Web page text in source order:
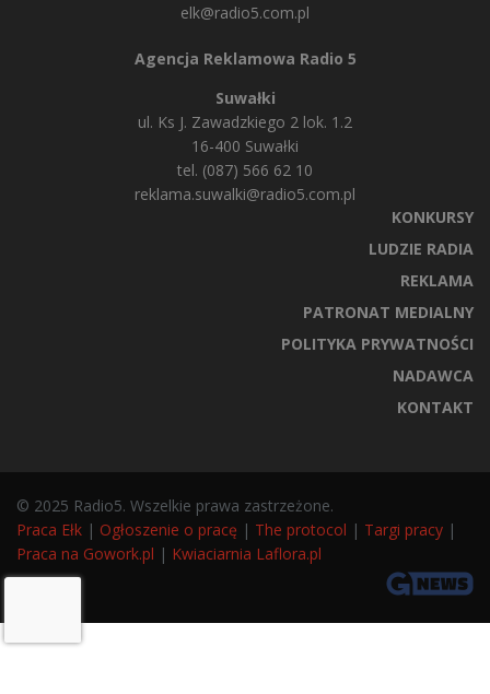
elk@radio5.com.pl
Agencja Reklamowa Radio 5
Suwałki
ul. Ks J. Zawadzkiego 2 lok. 1.2
16-400 Suwałki
tel. (087) 566 62 10
reklama.suwalki@radio5.com.pl
KONKURSY
LUDZIE RADIA
REKLAMA
PATRONAT MEDIALNY
POLITYKA PRYWATNOŚCI
NADAWCA
KONTAKT
© 2025 Radio5. Wszelkie prawa zastrzeżone.
Praca Ełk | Ogłoszenie o pracę | The protocol | Targi pracy |
Praca na Gowork.pl | Kwiaciarnia Laflora.pl